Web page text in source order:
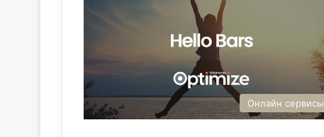
Онлайн сервисы